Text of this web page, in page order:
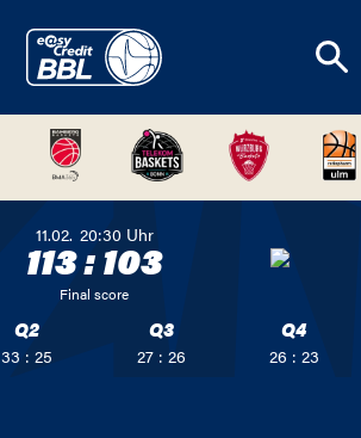
11.02. 20:30 Uhr
113:103
Final score
Q2
33 : 25
Q3
27 : 26
Q4
26 : 23